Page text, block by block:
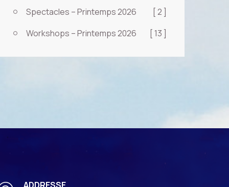
Spectacles – Printemps 2026
[ 2 ]
Workshops – Printemps 2026
[ 13 ]